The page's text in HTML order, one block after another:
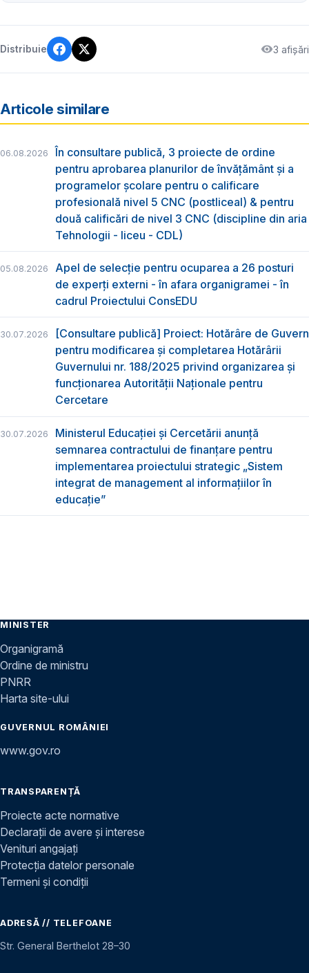
Distribuie 3 afișări
Articole similare
06.08.2026
În consultare publică, 3 proiecte de ordine
pentru aprobarea planurilor de învățământ și a
programelor școlare pentru o calificare
profesională nivel 5 CNC (postliceal) & pentru
două calificări de nivel 3 CNC (discipline din aria
Tehnologii - liceu - CDL)
05.08.2026
Apel de selecție pentru ocuparea a 26 posturi
de experți externi - în afara organigramei - în
cadrul Proiectului ConsEDU
30.07.2026
[Consultare publică] Proiect: Hotărâre de Guvern
pentru modificarea și completarea Hotărârii
Guvernului nr. 188/2025 privind organizarea şi
funcţionarea Autorităţii Naţionale pentru
Cercetare
30.07.2026
Ministerul Educației și Cercetării anunță
semnarea contractului de finanțare pentru
implementarea proiectului strategic „Sistem
integrat de management al informațiilor în
educație”
MINISTER
Organigramă
Ordine de ministru
PNRR
Harta site-ului
GUVERNUL ROMÂNIEI
www.gov.ro
TRANSPARENȚĂ
Proiecte acte normative
Declarații de avere și interese
Venituri angajați
Protecția datelor personale
Termeni și condiții
ADRESĂ // TELEFOANE
Str. General Berthelot 28–30